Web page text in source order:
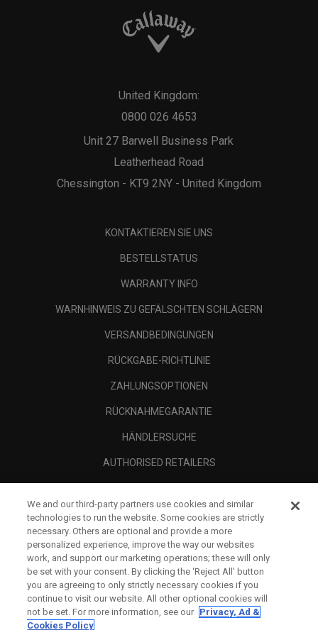
Unit 27 Barwell Business Park
Leatherhead Road
Chessington - KT9 2NY - United Kingdom
United Kingdom:
0800 026 4653
KONTAKTIEREN SIE UNS
BESTELLSTATUS
WARRANTY INFO
WARNHINWEIS ZU GEFÄLSCHTEN SCHLÄGERN
VERSANDBEDINGUNGEN
RÜCKGABE-RICHTLINIE
ZAHLUNGSOPTIONEN
RÜCKNAHMEGARANTIE
HÄNDLERSUCHE
AUTHORISED RETAILERS
UNTERNEHMENSPROFIL
RECHTLICHES-
We and our third-party partners use cookies and similar
technologies to run the website. Some cookies are strictly
necessary. Others are optional and provide a more
personalized experience, improve the way our websites
work, and support our marketing operations; these will only
be set with your consent. By clicking the ‘Reject All' button
you are agreeing to only strictly necessary cookies if you
continue to visit our website. All other optional cookies will
not be set. For more information, see our Privacy, Ad &
Cookies Policy